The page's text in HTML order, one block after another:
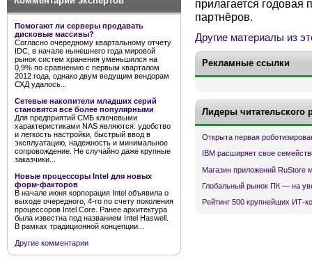
Помогают ли серверы продавать
дисковые массивы?
Согласно очередному квартальному отчету
IDC, в начале нынешнего года мировой
рынок систем хранения уменьшился на
0,9% по сравнению с первым кварталом
2012 года, однако двум ведущим вендорам
СХД удалось...
Сетевые накопители младших серий
становятся все более популярными
Для предприятий СМБ ключевыми
характеристиками NAS являются: удобство
и легкость настройки, быстрый ввод в
эксплуатацию, надежность и минимальное
сопровождение. Не случайно даже крупные
заказчики...
Новые процессоры Intel для новых
форм-факторов
В начале июня корпорация Intel объявила о
выходе очередного, 4-го по счету поколения
процессоров Intel Core. Ранее архитектура
была известна под названием Intel Haswell.
В рамках традиционной концепции...
Другие комментарии
прилагается
партнёров.
Другие материалы из
Рекламные ссылки
Лидеры читательского
Открыта первая
IBM расширяет свое
Магазин приложений RuStore
Глобальный рынок ПК — на
Рейтинг 500 крупнейших ИТ-